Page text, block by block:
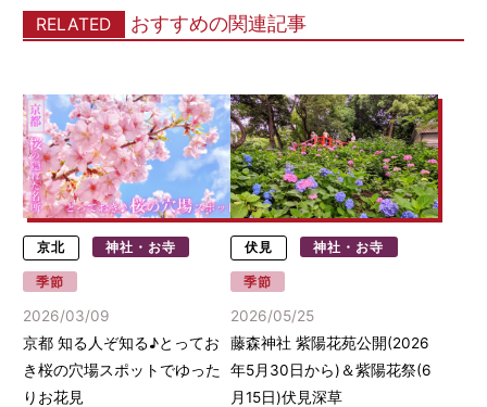
RELATED おすすめの関連記事
京北 神社・お寺
季節
2026/03/09
京都 知る人ぞ知る♪とってお
き桜の穴場スポットでゆった
りお花見
伏見 神社・お寺
季節
2026/05/25
藤森神社 紫陽花苑公開(2026
年5月30日から)＆紫陽花祭(6
月15日)伏見深草